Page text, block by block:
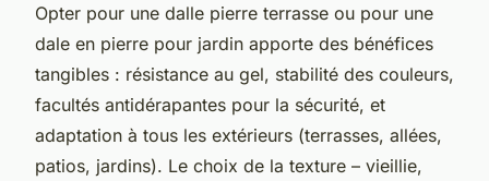
Opter pour une dalle pierre terrasse ou pour une
dale en pierre pour jardin apporte des bénéfices
tangibles : résistance au gel, stabilité des couleurs,
facultés antidérapantes pour la sécurité, et
adaptation à tous les extérieurs (terrasses, allées,
patios, jardins). Le choix de la texture – vieillie,